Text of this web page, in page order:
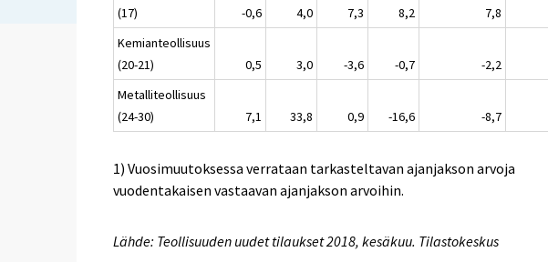
(17)
-0,6 4,0 7,3 8,2 7,8
Kemianteollisuus
(20-21)
0,5 3,0 -3,6 -0,7 -2,2
Metalliteollisuus
(24-30)
7,1 33,8 0,9 -16,6 -8,7
1) Vuosimuutoksessa verrataan tarkasteltavan ajanjakson arvoja
vuodentakaisen vastaavan ajanjakson arvoihin.
Lähde: Teollisuuden uudet tilaukset 2018, kesäkuu. Tilastokeskus